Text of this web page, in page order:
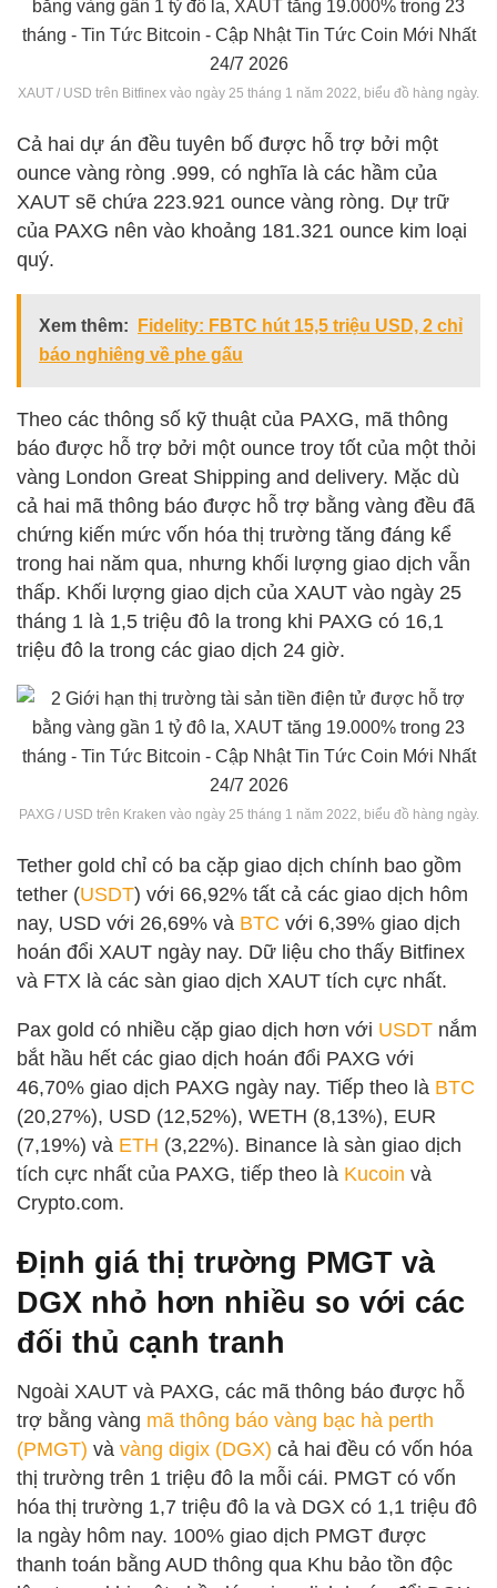
XAUT / USD trên Bitfinex vào ngày 25 tháng 1 năm 2022, biểu đồ hàng ngày.
Cả hai dự án đều tuyên bố được hỗ trợ bởi một
ounce vàng ròng .999, có nghĩa là các hầm của
XAUT sẽ chứa 223.921 ounce vàng ròng. Dự trữ
của PAXG nên vào khoảng 181.321 ounce kim loại
quý.
Xem thêm:
Fidelity: FBTC hút 15,5 triệu USD, 2 chỉ
báo nghiêng về phe gấu
Theo các thông số kỹ thuật của PAXG, mã thông
báo được hỗ trợ bởi một ounce troy tốt của một thỏi
vàng London Great Shipping and delivery. Mặc dù
cả hai mã thông báo được hỗ trợ bằng vàng đều đã
chứng kiến ​​mức vốn hóa thị trường tăng đáng kể
trong hai năm qua, nhưng khối lượng giao dịch vẫn
thấp. Khối lượng giao dịch của XAUT vào ngày 25
tháng 1 là 1,5 triệu đô la trong khi PAXG có 16,1
triệu đô la trong các giao dịch 24 giờ.
PAXG / USD trên Kraken vào ngày 25 tháng 1 năm 2022, biểu đồ hàng ngày.
Tether gold chỉ có ba cặp giao dịch chính bao gồm
tether (USDT) với 66,92% tất cả các giao dịch hôm
nay, USD với 26,69% ​​và BTC với 6,39% giao dịch
hoán đổi XAUT ngày nay. Dữ liệu cho thấy Bitfinex
và FTX là các sàn giao dịch XAUT tích cực nhất.
Pax gold có nhiều cặp giao dịch hơn với USDT nắm
bắt hầu hết các giao dịch hoán đổi PAXG với
46,70% giao dịch PAXG ngày nay. Tiếp theo là BTC
(20,27%), USD (12,52%), WETH (8,13%), EUR
(7,19%) và ETH (3,22%). Binance là sàn giao dịch
tích cực nhất của PAXG, tiếp theo là Kucoin và
Crypto.com.
Định giá thị trường PMGT và
DGX nhỏ hơn nhiều so với các
đối thủ cạnh tranh
Ngoài XAUT và PAXG, các mã thông báo được hỗ
trợ bằng vàng mã thông báo vàng bạc hà perth
(PMGT) và vàng digix (DGX) cả hai đều có vốn hóa
thị trường trên 1 triệu đô la mỗi cái. PMGT có vốn
hóa thị trường 1,7 triệu đô la và DGX có 1,1 triệu đô
la ngày hôm nay. 100% giao dịch PMGT được
thanh toán bằng AUD thông qua Khu bảo tồn độc